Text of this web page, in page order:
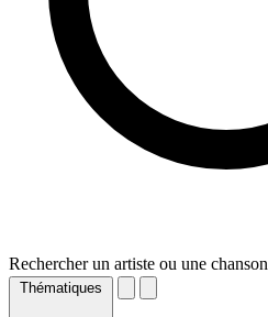
Rechercher un artiste ou une chanson
Thématiques